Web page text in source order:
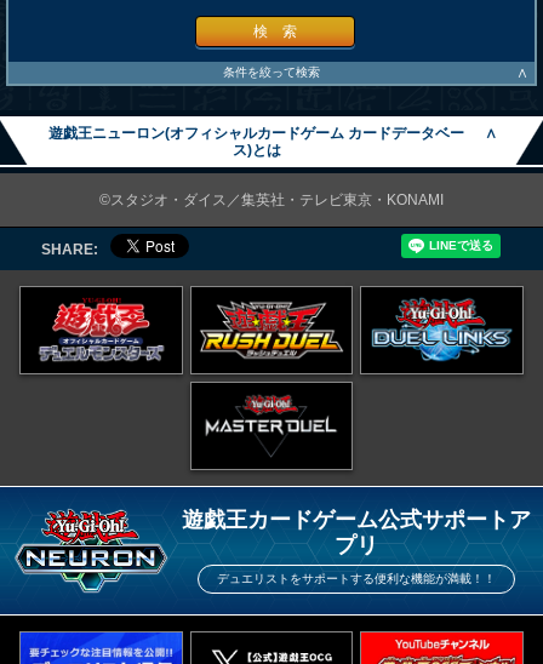
検 索
条件を絞って検索 ∧
遊戯王ニューロン(オフィシャルカードゲーム カードデータベー
ス)とは
∧
©スタジオ・ダイス／集英社・テレビ東京・KONAMI
SHARE:
遊戯王カードゲーム公式サポートア
プリ
デュエリストをサポートする便利な機能が満載！！